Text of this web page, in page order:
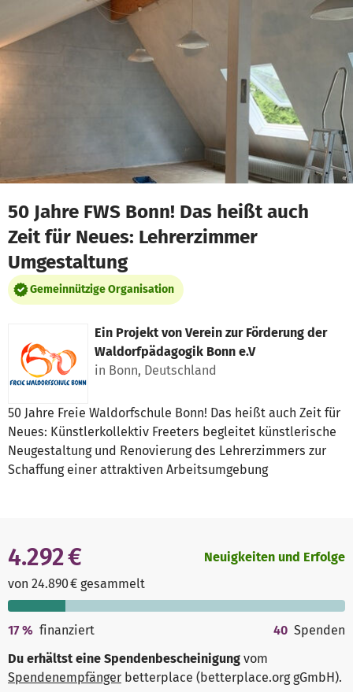
Zum Hauptinhalt springen
Erklärung zur Barrierefreiheit anzeigen
50 Jahre FWS Bonn! Das heißt auch
Zeit für Neues: Lehrerzimmer
Umgestaltung
Gemeinnützige Organisation
Ein Projekt von Verein zur Förderung der
Waldorfpädagogik Bonn e.V
in Bonn, Deutschland
50 Jahre Freie Waldorfschule Bonn! Das heißt auch Zeit für
Neues: Künstlerkollektiv Freeters begleitet künstlerische
Neugestaltung und Renovierung des Lehrerzimmers zur
Schaffung einer attraktiven Arbeitsumgebung
4.292 €
von 24.890 € gesammelt
Neuigkeiten und Erfolge
17% finanziert 40 Spenden
Du erhältst eine Spendenbescheinigung vom
Spendenempfänger betterplace (betterplace.org gGmbH).